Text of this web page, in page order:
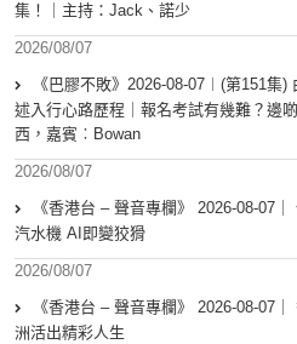
集！｜主持：Jack、諾少
2026/08/07
《巴膠不敗》2026-08-07︱(第151集
述入行心路歷程｜報名考試有幾難？邊
西，嘉賓︰Bowan
2026/08/07
《香港台 – 聲音專欄》 2026-08-07
汽水機 AI即變狡猾
2026/08/07
《香港台 – 聲音專欄》 2026-08-07
洲活出精彩人生